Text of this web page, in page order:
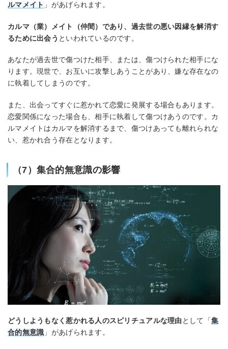
ルマメイト 」があげられます。
カルマ（業）メイト（仲間）であり、過去世の悪い因縁を解消す
るために出会う といわれているのです。
あなたが過去世で傷つけた相手、または、傷つけられた相手にな
ります。現世で、お互いに攻撃しあうことがあり、嫌な存在なの
に執着してしまうのです。
また、出会ってすぐに惹かれて恋愛に発展する場合もあります。
恋愛関係になった場合も、相手に執着して傷つけあうのです。カ
ルマメイトはカルマを解消するまで、傷つけあっても離れられな
い、惹かれ合う存在となります。
（7）集合的無意識の影響
どうしようもなく惹かれる人のスピリチュアルな理由として「集
合的無意識 」があげられます。